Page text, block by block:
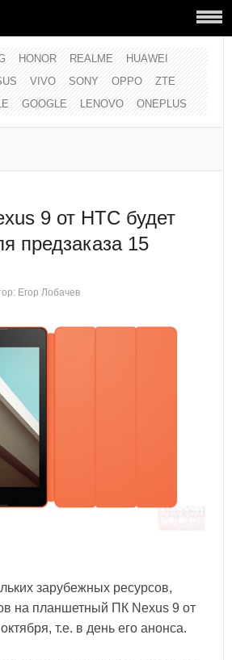
HONOR REALME
HUAWEI
VIVO SONY OPPO
ZTE
GOOGLE LENOVO ONEPLUS
9 от HTC будет
предзаказа 15
Егор Лобачев
зарубежных ресурсов,
на планшетный ПК Nexus 9 от
т.е. в день его анонса.